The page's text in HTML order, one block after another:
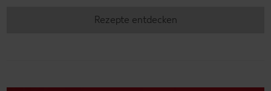
Rezepte entdecken